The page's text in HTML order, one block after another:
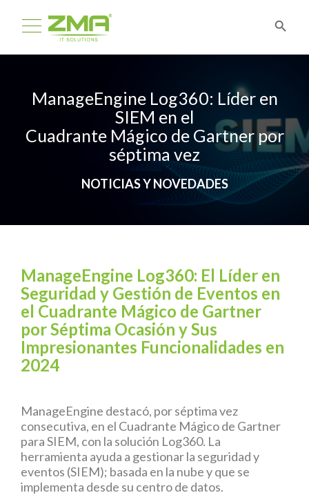
ManageEngine Log360: Líder en
SIEM en el
Cuadrante Mágico de Gartner por
séptima vez
NOTICIAS Y NOVEDADES
ManageEngine Log360: El Líder en
Seguridad y Gestión de Eventos en
el Cuadrante Mágico de Gartner
por Séptima Ocasión y Sus
Impresionantes Funcionalidades en
2024
ManageEngine destacó, por séptima vez
consecutiva, en el Cuadrante Mágico de Gartner
para SIEM, con la solución Log360. La
herramienta ayuda a gestionar la seguridad y
eventos (SIEM); basada en la nube y que se
implementa desde su centro de datos.